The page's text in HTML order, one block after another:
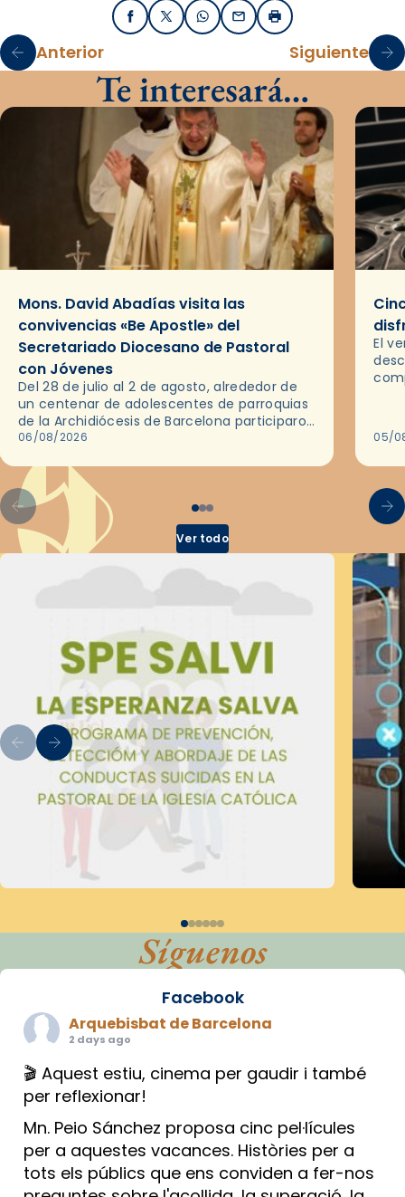
FacebookX / TwitterWhatsApp
EmailImprimir
Anterior Siguiente
Te interesará…
Mons. David Abadías visita las
convivencias «Be Apostle» del
Secretariado Diocesano de Pastoral
con Jóvenes
Del 28 de julio al 2 de agosto, alrededor de
un centenar de adolescentes de parroquias
de la Archidiócesis de Barcelona participaron
en las convivencias Be Apostle, organizadas
06/08/2026
El
05/
Ver todo
Síguenos
Facebook
Arquebisbat de Barcelona
2 days ago
🎬 Aquest estiu, cinema per gaudir i també
per reflexionar!
Mn. Peio Sánchez proposa cinc pel·lícules
per a aquestes vacances. Històries per a
tots els públics que ens conviden a fer-nos